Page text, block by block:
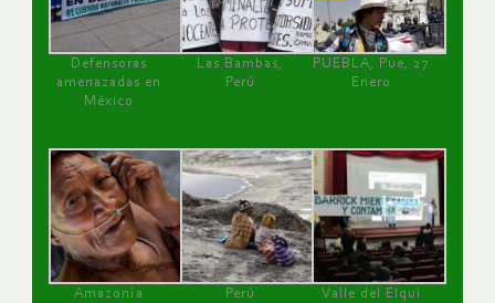
Defensoras
amenazadas en
México
Las Bambas,
Perú
PUEBLA, Pue, 27
Enero
Amazonía
Perú
Valle del Elqui